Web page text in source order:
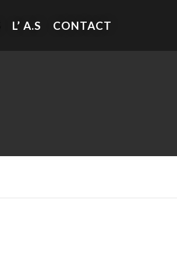
L’ A.S CONTACT